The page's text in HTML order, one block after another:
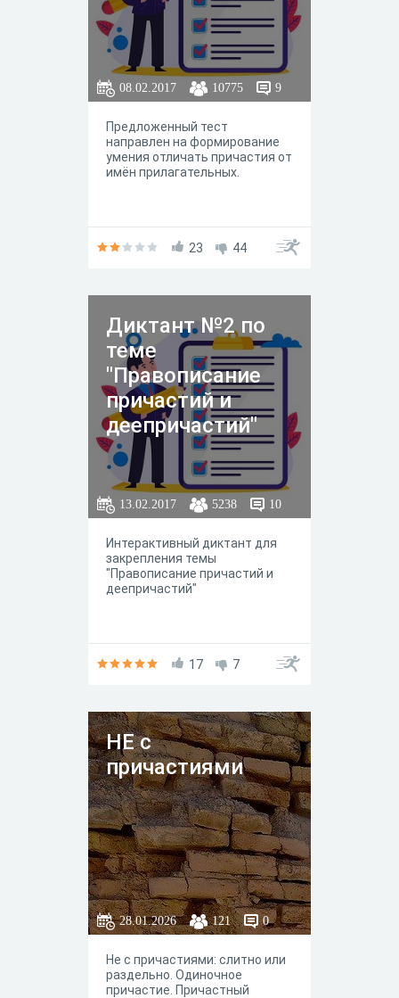
08.02.2017 10775 9
Предложенный тест
направлен на формирование
умения отличать причастия от
имён прилагательных.
23 44
Диктант №2 по
теме
"Правописание
причастий и
деепричастий"
13.02.2017 5238 10
Интерактивный диктант для
закрепления темы
"Правописание причастий и
деепричастий"
17 7
НЕ с
причастиями
28.01.2026 121 0
Не с причастиями: слитно или
раздельно. Одиночное
причастие. Причастный